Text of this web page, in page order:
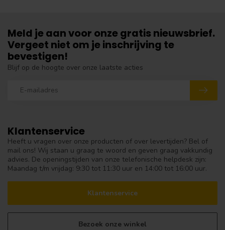
Klantenservice
Heeft u vragen over onze producten of over levertijden? Bel of
mail ons! Wij staan u graag te woord en geven graag vakkundig
advies. De openingstijden van onze telefonische helpdesk zijn:
Maandag t/m vrijdag: 9:30 tot 11:30 uur en 14:00 tot 16:00 uur.
Klantenservice
Bezoek onze winkel
Meld je aan voor onze gratis nieuwsbrief.
Vergeet niet om je inschrijving te
bevestigen!
Blijf op de hoogte over onze laatste acties